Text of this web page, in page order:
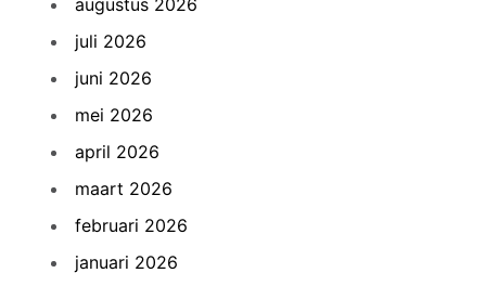
juli 2026
juni 2026
mei 2026
april 2026
maart 2026
februari 2026
januari 2026